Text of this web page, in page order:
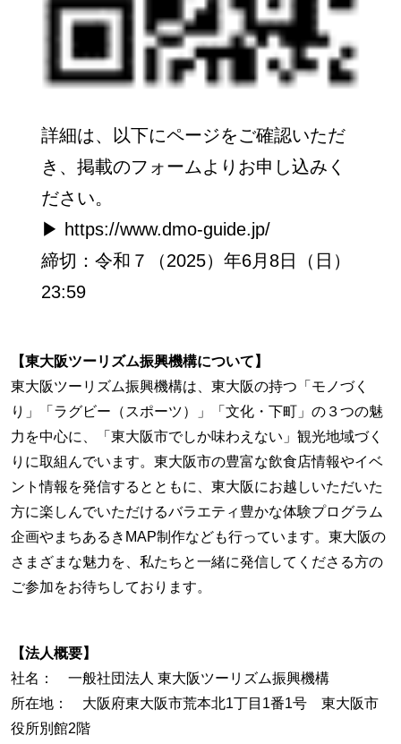
詳細は、以下にページをご確認いただ
き、掲載のフォームよりお申し込みく
ださい。
▶︎ https://www.dmo-guide.jp/
締切：令和７（2025）年6月8日（日）
23:59
【東大阪ツーリズム振興機構について】
東大阪ツーリズム振興機構は、東大阪の持つ「モノづく
り」「ラグビー（スポーツ）」「文化・下町」の３つの魅
力を中心に、「東大阪市でしか味わえない」観光地域づく
りに取組んでいます。東大阪市の豊富な飲食店情報やイベ
ント情報を発信するとともに、東大阪にお越しいただいた
方に楽しんでいただけるバラエティ豊かな体験プログラム
企画やまちあるきMAP制作なども行っています。東大阪の
さまざまな魅力を、私たちと一緒に発信してくださる方の
ご参加をお待ちしております。
【法人概要】
社名： 一般社団法人 東大阪ツーリズム振興機構
所在地： 大阪府東大阪市荒本北1丁目1番1号 東大阪市
役所別館2階